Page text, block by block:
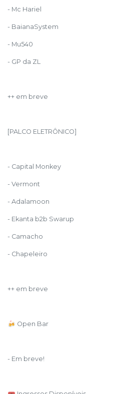
- Mc Hariel
- BaianaSystem
- Mu540
- GP da ZL
++ em breve
[PALCO ELETRÔNICO]
- Capital Monkey
- Vermont
- Adalamoon
- Ekanta b2b Swarup
- Camacho
- Chapeleiro
++ em breve
🍻 Open Bar
- Em breve!